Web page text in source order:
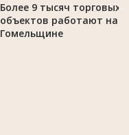
Более 9 тысяч торговых
объектов работают на
Гомельщине